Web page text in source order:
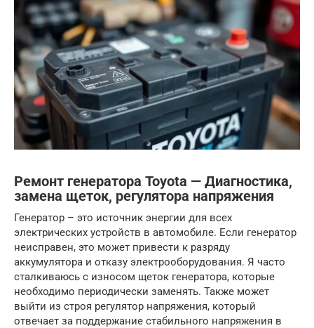
Ремонт генератора Toyota — Диагностика,
замена щеток, регулятора напряжения
Генератор – это источник энергии для всех
электрических устройств в автомобиле. Если генератор
неисправен, это может привести к разряду
аккумулятора и отказу электрооборудования. Я часто
сталкиваюсь с износом щеток генератора, которые
необходимо периодически заменять. Также может
выйти из строя регулятор напряжения, который
отвечает за поддержание стабильного напряжения в